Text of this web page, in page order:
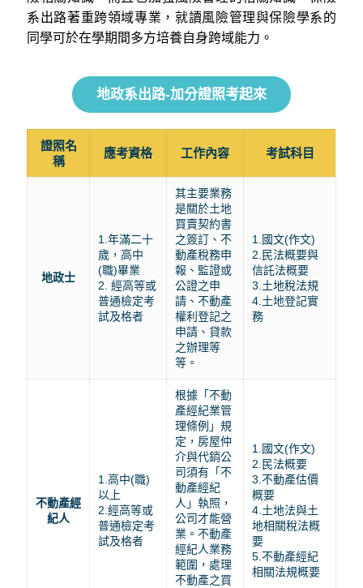
系出路著重跨領域專業，就讀風險管理與保險學系的
同學可於在學期間多方培養自身跨域能力。
地政系出路-加分證照考起來
證照名
稱
應考資格 工作內容 考試科目
地政士
1.年滿二十
歲，高中
(職)畢業
2. 經高等或
普通檢定考
試及格者
其主要業務
是關於土地
買賣契約書
之簽訂、不
動產稅務申
報、監證或
公證之申
請、不動產
權利登記之
申請、貸款
之辦理等
等。
1.國文(作文)
2.民法概要與
信託法概要
3.土地稅法規
4.土地登記實
務
不動產經
紀人
1.高中(職)
以上
2.經高等或
普通檢定考
試及格者
根據「不動
產經紀業管
理條例」規
定，房屋仲
介與代銷公
司須有「不
動產經紀
人」執照，
公司才能營
業。不動產
經紀人業務
範圍，處理
不動產之買
1.國文(作文)
2.民法概要
3.不動產估價
概要
4.土地法與土
地相關稅法概
要
5.不動產經紀
相關法規概要